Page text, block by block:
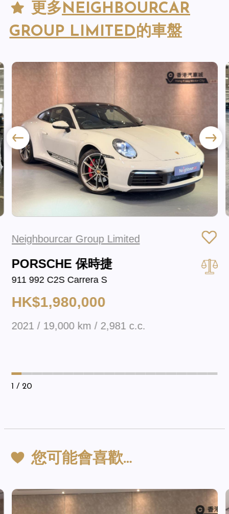
更多NEIGHBOURCAR
GROUP LIMITED 的車盤
Neighbourcar Group Limited
PORSCHE 保時捷
911 992 C2S Carrera S
HK$1,980,000
2021 / 19,000 km / 2,981 c.c.
1 / 20
您可能會喜歡…